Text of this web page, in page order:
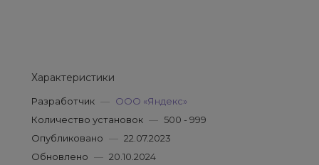
Характеристики
Разработчик — ООО «Яндекс»
Количество установок — 500 - 999
Опубликовано — 22.07.2023
Обновлено — 20.10.2024